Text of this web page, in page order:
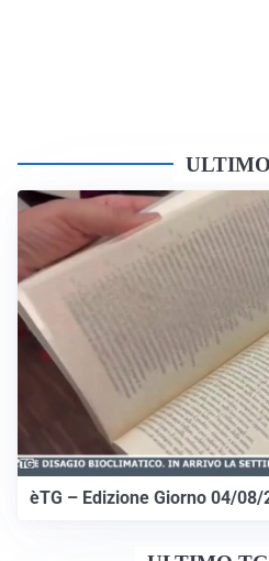
èTG – Edizione Giorno 04/08/